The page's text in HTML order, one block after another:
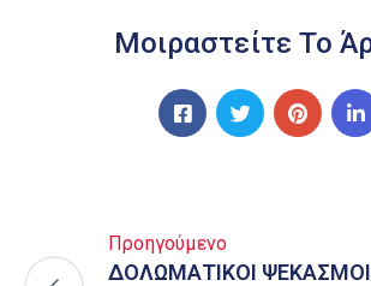
Μοιραστείτε Το
Προηγούμενο
ΔΟΛΩΜΑΤΙΚΟΙ ΨΕΚΑΣΜΟΙ